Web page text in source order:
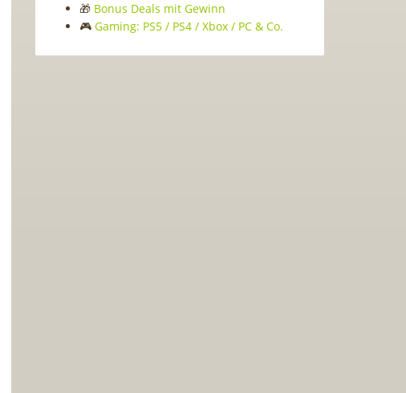
🎁 Bonus Deals mit Gewinn
🎮 Gaming: PS5 / PS4 / Xbox / PC & Co.